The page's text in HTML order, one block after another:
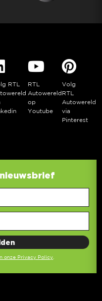
RTL
RTL
Autowereld
op
Youtube
Volg
RTL
Autowereld
via
Pinterest
onze Privacy Policy.